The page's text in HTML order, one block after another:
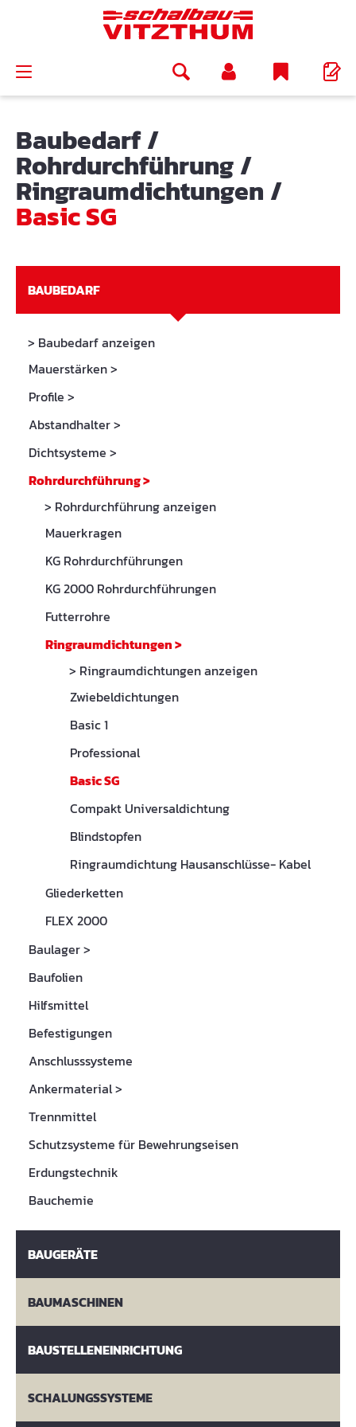
Baubedarf/
Rohrdurchführung/
Ringraumdichtungen /
Basic SG
BAUBEDARF
> Baubedarf anzeigen
Mauerstärken>
Profile >
Abstandhalter>
Dichtsysteme >
Rohrdurchführung>
> Rohrdurchführung anzeigen
Mauerkragen
KG Rohrdurchführungen
KG 2000 Rohrdurchführungen
Futterrohre
Ringraumdichtungen>
> Ringraumdichtungen anzeigen
Zwiebeldichtungen
Basic 1
Professional
Basic SG
Compakt Universaldichtung
Blindstopfen
Ringraumdichtung Hausanschlüsse- Kabel
Gliederketten
FLEX 2000
Baulager>
Baufolien
Hilfsmittel
Befestigungen
Anschlusssysteme
Ankermaterial>
Trennmittel
Schutzsysteme für Bewehrungseisen
Erdungstechnik
Bauchemie
BAUGERÄTE
BAUMASCHINEN
BAUSTELLENEINRICHTUNG
SCHALUNGSSYSTEME